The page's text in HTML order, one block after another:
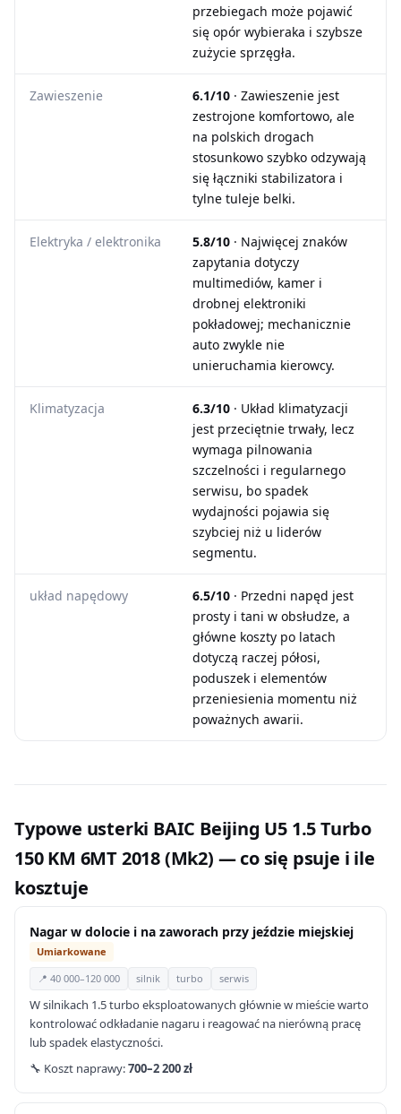
przebiegach może pojawić
się opór wybieraka i szybsze
zużycie sprzęgła.
Zawieszenie 6.1/10 · Zawieszenie jest
zestrojone komfortowo, ale
na polskich drogach
stosunkowo szybko odzywają
się łączniki stabilizatora i
tylne tuleje belki.
Elektryka / elektronika 5.8/10 · Najwięcej znaków
zapytania dotyczy
multimediów, kamer i
drobnej elektroniki
pokładowej; mechanicznie
auto zwykle nie
unieruchamia kierowcy.
Klimatyzacja 6.3/10 · Układ klimatyzacji
jest przeciętnie trwały, lecz
wymaga pilnowania
szczelności i regularnego
serwisu, bo spadek
wydajności pojawia się
szybciej niż u liderów
segmentu.
układ napędowy 6.5/10 · Przedni napęd jest
prosty i tani w obsłudze, a
główne koszty po latach
dotyczą raczej półosi,
poduszek i elementów
przeniesienia momentu niż
poważnych awarii.
Typowe usterki BAIC Beijing U5 1.5 Turbo
150 KM 6MT 2018 (Mk2) — co się psuje i ile
kosztuje
Nagar w dolocie i na zaworach przy jeździe miejskiej
Umiarkowane
📍 40 000–120 000
silnik turbo serwis
W silnikach 1.5 turbo eksploatowanych głównie w mieście warto
kontrolować odkładanie nagaru i reagować na nierówną pracę
lub spadek elastyczności.
🔧 Koszt naprawy:700–2 200 zł